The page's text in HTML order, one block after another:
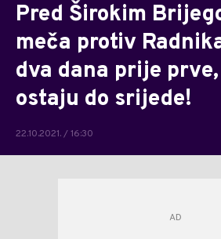
Pred Širokim
meča protiv
dva dana prije
ostaju do srijede!
22.10.2021. / 16:30